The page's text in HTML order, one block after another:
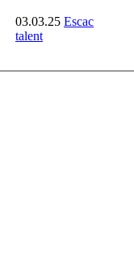
03.03.25 Escac
talent